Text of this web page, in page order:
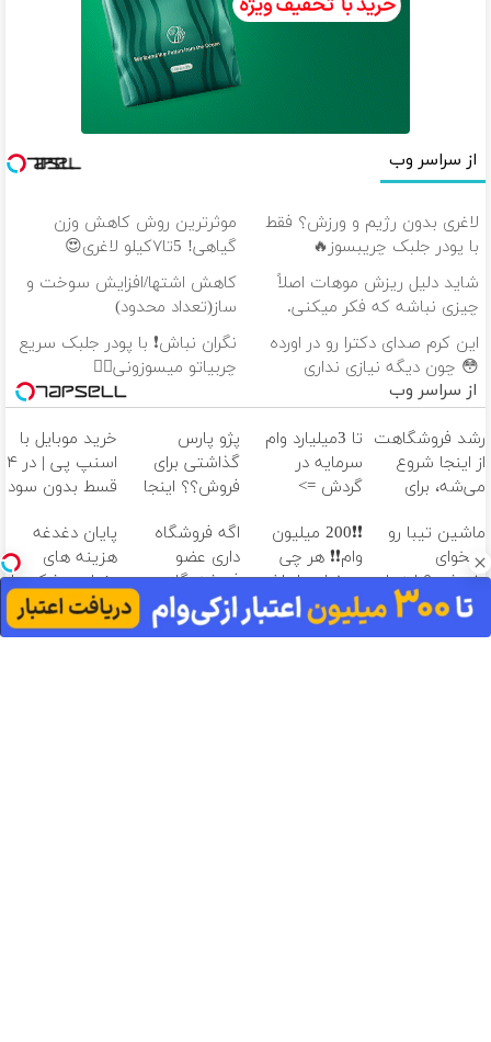
از سراسر وب
لاغری بدون رژیم و ورزش؟ فقط
با پودر جلبک چریبسوز🔥
موثرترین روش کاهش وزن
گیاهی! 5تا۷کیلو لاغری😍
شاید دلیل ریزش موهات اصلاً
چیزی نباشه که فکر میکنی.
کاهش اشتها/افزایش سوخت و
ساز(تعداد محدود)
این کرم صدای دکترا رو در اورده
😳 چون دیگه نیازی نداری
بوتاکس کنی!!!
نگران نباش❗ با پودر جلبک سریع
چربیاتو میسوزونی👌🏻
از سراسر وب
رشد فروشگاهت
از اینجا شروع
می‌شه، برای
آماده‌ای؟
تا 3میلیارد وام
سرمایه در
گردش =>
ثبت کن
پژو پارس
گذاشتی برای
فروش؟؟ اینجا
خرید موبایل با
اسنپ پی | در ۴
قسط بدون سود
ماشین تیبا رو
میخوای
بفروشی؟ اینجا
بدون آگهی و در
❗❗200 میلیون
وام❗❗ هر چی
میخوای باهاش
بخر!!
اگه فروشگاه
داری عضو
فروشندگان
دیجی پی شو ،
فروش رو بالا ببر
پایان دغدغه
هزینه های
دندان پزشکی با
پک سفید
کننده خانگی